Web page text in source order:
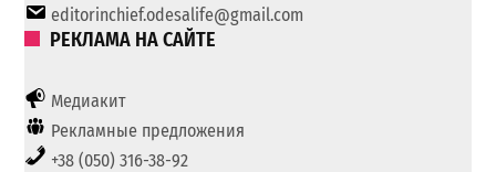
editorinchief.odesalife@gmail.com
РЕКЛАМА НА САЙТЕ
Медиакит
Рекламные предложения
+38 (050) 316-38-92